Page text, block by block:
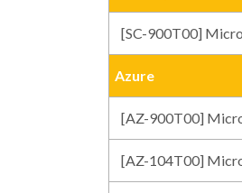
[SC-900T00]
Azure
[AZ-900T00]
[AZ-104T00]